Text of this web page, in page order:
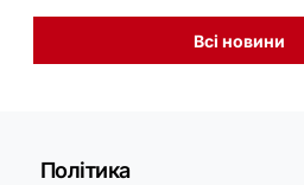
Всі новини
Політика